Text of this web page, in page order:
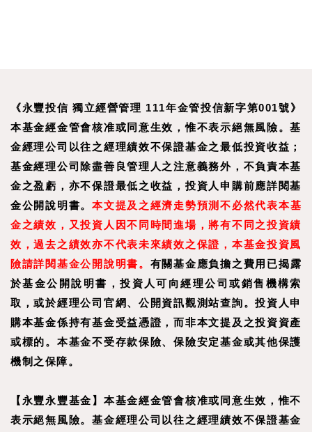
《永豐投信 獨立經營管理 111年金管投信新字第001號》
本基金經金管會核准或同意生效，惟不表示絕無風險。基
金經理公司以往之經理績效不保證基金之最低投資收益；
基金經理公司除盡善良管理人之注意義務外，不負責本基
金之盈虧，亦不保證最低之收益，投資人申購前應詳閱基
金公開說明書。本文提及之經濟走勢預測不必然代表本基
金之績效，又投資人因不同時間進場，將有不同之投資績
效，過去之績效亦不代表未來績效之保證，本基金投資風
險請詳閱基金公開說明書。 有關基金應負擔之費用已揭露
於基金公開說明書，投資人可向經理公司或銷售機構索
取，或於經理公司官網、公開資訊觀測站查詢。投資人申
購本基金係持有基金受益憑證，而非本文提及之投資資產
或標的。本基金不受存款保險、保險安定基金或其他保護
機制之保障。
【永豐永豐基金】本基金經金管會核准或同意生效，惟不
表示絕無風險。基金經理公司以往之經理績效不保證基金